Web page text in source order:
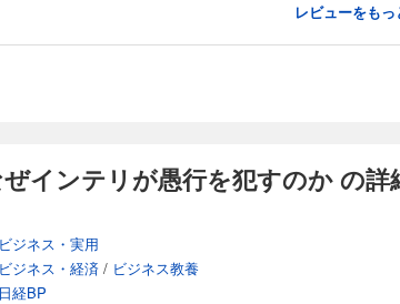
レビューをもっ
インテリが愚行を犯すのか の詳
ビジネス・実用
ビジネス・経済 / ビジネス教養
日経BP